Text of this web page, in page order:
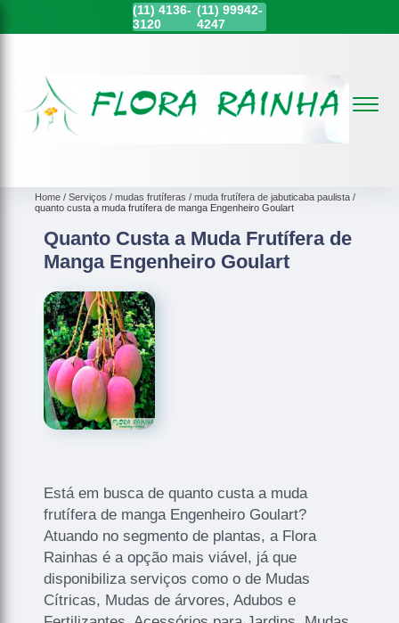
(11) 4136-
3120
(11)99942-
4247
Home Serviços mudas frutíferas
muda frutífera de jabuticaba paulista
quanto custa a muda frutífera de manga Engenheiro Goulart
Quanto Custa a Muda Frutífera de
Manga Engenheiro Goulart
Está em busca de quanto custa a muda
frutífera de manga Engenheiro Goulart?
Atuando no segmento de plantas, a Flora
Rainhas é a opção mais viável, já que
disponibiliza serviços como o de Mudas
Cítricas, Mudas de árvores, Adubos e